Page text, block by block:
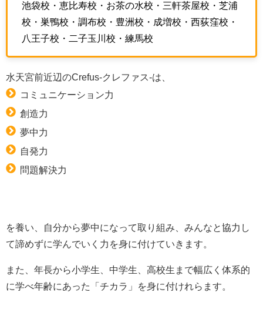
池袋校・恵比寿校・お茶の水校・三軒茶屋校・芝浦
校・巣鴨校・調布校・豊洲校・成増校・西荻窪校・
八王子校・二子玉川校・練馬校
水天宮前近辺のCrefus-クレファス-は、
コミュニケーション力
創造力
夢中力
自発力
問題解決力
を養い、自分から夢中になって取り組み、みんなと協力し
て諦めずに学んでいく力を身に付けていきます。
また、 年長から小学生、中学生、高校生まで幅広く体系的
に学べ年齢にあった「チカラ」を身に付けれらます。